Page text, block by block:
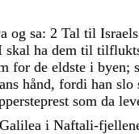
og sa: 2 Tal til Israels
skal ha dem til
for de eldste i byen;
hånd, fordi han slo
som da
Galilea i Naftali-